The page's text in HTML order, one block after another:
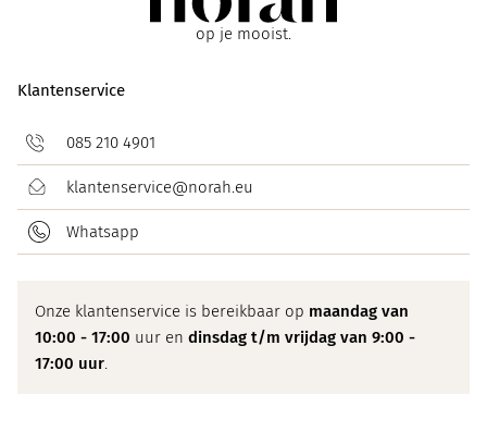
op je mooist.
Klantenservice
085 210 4901
klantenservice@norah.eu
Whatsapp
Onze klantenservice is bereikbaar op maandag van
10:00 - 17:00 uur en dinsdag t/m vrijdag van 9:00 -
17:00 uur.